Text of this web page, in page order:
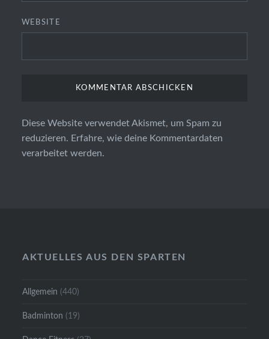
WEBSITE
Diese Website verwendet Akismet, um Spam zu
reduzieren. Erfahre, wie deine Kommentardaten
verarbeitet werden.
AKTUELLES AUS DEN SPARTEN
Allgemein (440)
Badminton (19)